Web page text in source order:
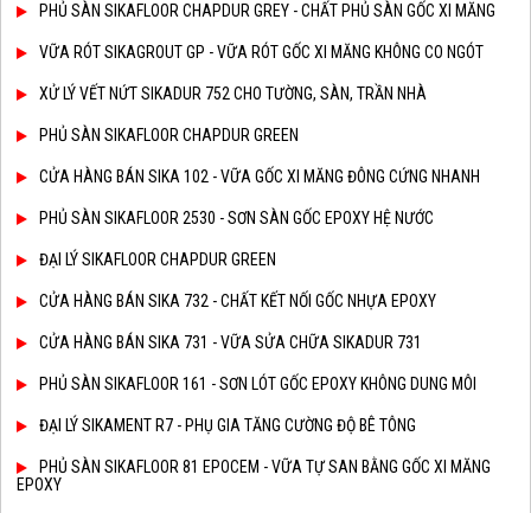
PHỦ SÀN SIKAFLOOR CHAPDUR GREY - CHẤT PHỦ SÀN GỐC XI MĂNG
VỮA RÓT SIKAGROUT GP - VỮA RÓT GỐC XI MĂNG KHÔNG CO NGÓT
XỬ LÝ VẾT NỨT SIKADUR 752 CHO TƯỜNG, SÀN, TRẦN NHÀ
PHỦ SÀN SIKAFLOOR CHAPDUR GREEN
CỬA HÀNG BÁN SIKA 102 - VỮA GỐC XI MĂNG ĐÔNG CỨNG NHANH
PHỦ SÀN SIKAFLOOR 2530 - SƠN SÀN GỐC EPOXY HỆ NƯỚC
ĐẠI LÝ SIKAFLOOR CHAPDUR GREEN
CỬA HÀNG BÁN SIKA 732 - CHẤT KẾT NỐI GỐC NHỰA EPOXY
CỬA HÀNG BÁN SIKA 731 - VỮA SỬA CHỮA SIKADUR 731
PHỦ SÀN SIKAFLOOR 161 - SƠN LÓT GỐC EPOXY KHÔNG DUNG MÔI
ĐẠI LÝ SIKAMENT R7 - PHỤ GIA TĂNG CƯỜNG ĐỘ BÊ TÔNG
PHỦ SÀN SIKAFLOOR 81 EPOCEM - VỮA TỰ SAN BẰNG GỐC XI MĂNG
EPOXY